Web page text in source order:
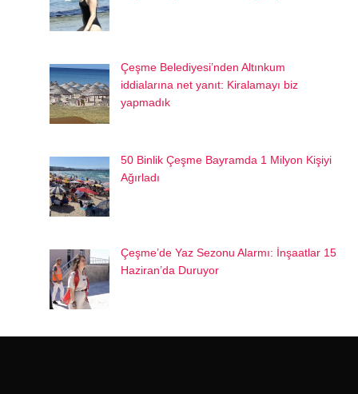
Çeşme Belediyesi’nden Altınkum
iddialarına net yanıt: Kiralamayı biz
yapmadık
50 Binlik Çeşme Bayramda 1 Milyon Kişiyi
Ağırladı
Çeşme’de Yaz Sezonu Alarmı: İnşaatlar 15
Haziran’da Duruyor